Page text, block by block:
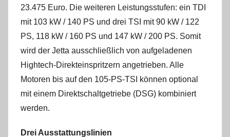
23.475 Euro. Die weiteren Leistungsstufen: ein TDI
mit 103 kW / 140 PS und drei TSI mit 90 kW / 122
PS, 118 kW / 160 PS und 147 kW / 200 PS. Somit
wird der Jetta ausschließlich von aufgeladenen
Hightech-Direkteinspritzern angetrieben. Alle
Motoren bis auf den 105-PS-TSI können optional
mit einem Direktschaltgetriebe (DSG) kombiniert
werden.
Drei Ausstattungslinien